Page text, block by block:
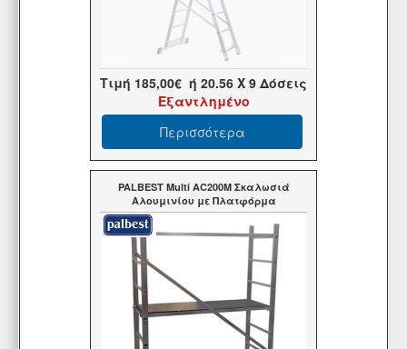
Τιμή 185,00€ ή 20.56 X 9 Δόσεις
Εξαντλημένο
Περισσότερα
PALBEST Multi AC200M Σκαλωσιά
Αλουμινίου με Πλατφόρμα